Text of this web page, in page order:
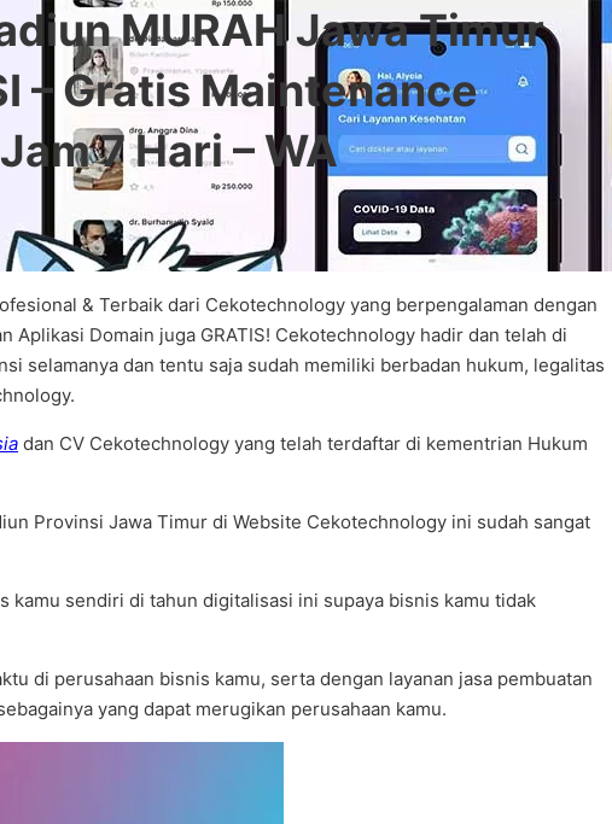
MURAH Jawa Timur
– Gratis Maintenance
7 Hari – WA
& Terbaik dari Cekotechnology yang berpengalaman dengan
Aplikasi Domain juga GRATIS! Cekotechnology hadir dan telah di
selamanya dan tentu saja sudah memiliki berbadan hukum, legalitas
dan CV Cekotechnology yang telah terdaftar di kementrian Hukum
Provinsi Jawa Timur di Website Cekotechnology ini sudah sangat
sendiri di tahun digitalisasi ini supaya bisnis kamu tidak
di perusahaan bisnis kamu, serta dengan layanan jasa pembuatan
yang dapat merugikan perusahaan kamu.